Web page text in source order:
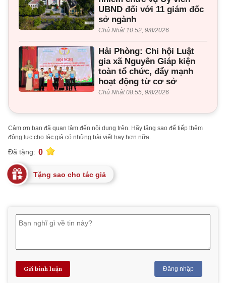
UBND đối với 11 giám đốc
sở ngành
Chủ Nhật 10:52, 9/8/2026
Hải Phòng: Chi hội Luật
gia xã Nguyên Giáp kiện
toàn tổ chức, đẩy mạnh
hoạt động từ cơ sở
Chủ Nhật 08:55, 9/8/2026
Cảm ơn bạn đã quan tâm đến nội dung trên. Hãy tặng sao để tiếp thêm
động lực cho tác giả có những bài viết hay hơn nữa.
Đã tặng: 0
Tặng sao cho tác giả
Gửi bình luận Đăng nhập